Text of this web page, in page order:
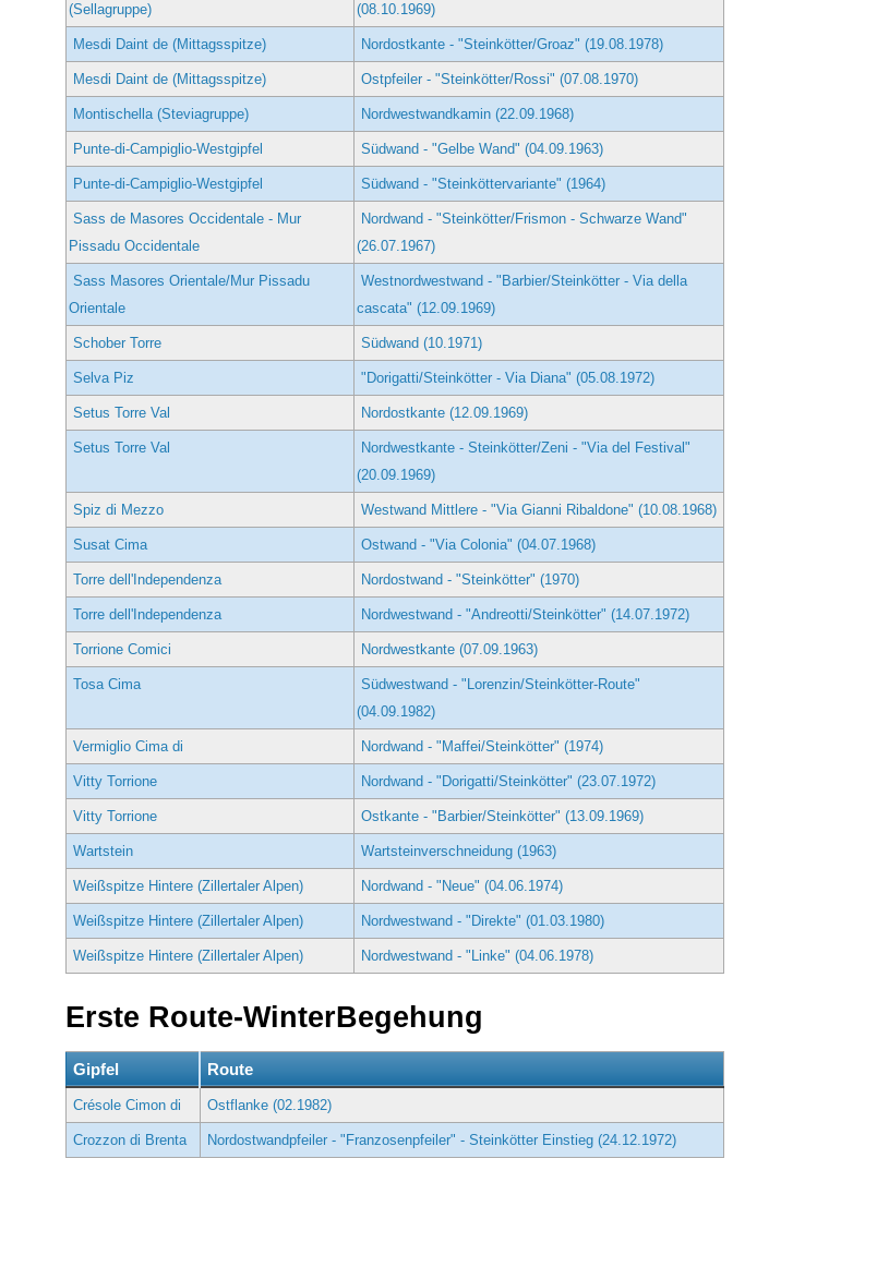
(Sellagruppe)
(08.10.1969)
Mesdi Daint de (Mittagsspitze) Nordostkante - "Steinkötter/Groaz" (19.08.1978)
Mesdi Daint de (Mittagsspitze) Ostpfeiler - "Steinkötter/Rossi" (07.08.1970)
Montischella (Steviagruppe) Nordwestwandkamin (22.09.1968)
Punte-di-Campiglio-Westgipfel Südwand - "Gelbe Wand" (04.09.1963)
Punte-di-Campiglio-Westgipfel Südwand - "Steinköttervariante" (1964)
Sass de Masores Occidentale - Mur
Pissadu Occidentale
Nordwand - "Steinkötter/Frismon - Schwarze Wand"
(26.07.1967)
Sass Masores Orientale/Mur Pissadu
Orientale
Westnordwestwand - "Barbier/Steinkötter - Via della
cascata" (12.09.1969)
Schober Torre Südwand (10.1971)
Selva Piz "Dorigatti/Steinkötter - Via Diana" (05.08.1972)
Setus Torre Val Nordostkante (12.09.1969)
Setus Torre Val
Nordwestkante - Steinkötter/Zeni - "Via del Festival"
(20.09.1969)
Spiz di Mezzo Westwand Mittlere - "Via Gianni Ribaldone" (10.08.1968)
Susat Cima Ostwand - "Via Colonia" (04.07.1968)
Torre dell'Independenza Nordostwand - "Steinkötter" (1970)
Torre dell'Independenza Nordwestwand - "Andreotti/Steinkötter" (14.07.1972)
Torrione Comici Nordwestkante (07.09.1963)
Tosa Cima
Südwestwand - "Lorenzin/Steinkötter-Route"
(04.09.1982)
Vermiglio Cima di Nordwand - "Maffei/Steinkötter" (1974)
Vitty Torrione Nordwand - "Dorigatti/Steinkötter" (23.07.1972)
Vitty Torrione Ostkante - "Barbier/Steinkötter" (13.09.1969)
Wartstein Wartsteinverschneidung (1963)
Weißspitze Hintere (Zillertaler Alpen) Nordwand - "Neue" (04.06.1974)
Weißspitze Hintere (Zillertaler Alpen) Nordwestwand - "Direkte" (01.03.1980)
Weißspitze Hintere (Zillertaler Alpen) Nordwestwand - "Linke" (04.06.1978)
Erste Route-WinterBegehung
Gipfel Route
Crésole Cimon di Ostflanke (02.1982)
Crozzon di Brenta Nordostwandpfeiler - "Franzosenpfeiler" - Steinkötter Einstieg (24.12.1972)